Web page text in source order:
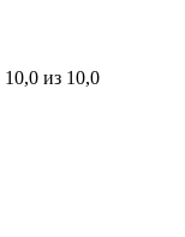
10,0 из 10,0